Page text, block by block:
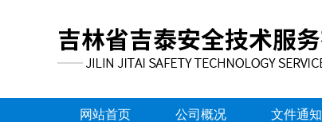
网站首页 公司概况 文件通知